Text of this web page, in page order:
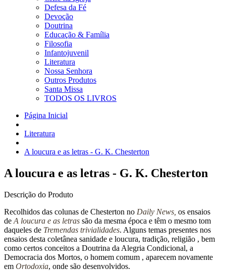
Defesa da Fé
Devoção
Doutrina
Educação & Família
Filosofia
Infantojuvenil
Literatura
Nossa Senhora
Outros Produtos
Santa Missa
TODOS OS LIVROS
Página Inicial
Literatura
A loucura e as letras - G. K. Chesterton
A loucura e as letras - G. K. Chesterton
Descrição do Produto
Recolhidos das colunas de Chesterton no Daily News, os ensaios
de A loucura e as letras são da mesma época e têm o mesmo tom
daqueles de Tremendas trivialidades. Alguns temas presentes nos
ensaios desta coletânea sanidade e loucura, tradição, religião , bem
como certos conceitos a Doutrina da Alegria Condicional, a
Democracia dos Mortos, o homem comum , aparecem novamente
em Ortodoxia, onde são desenvolvidos.